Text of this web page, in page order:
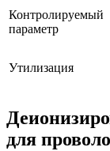
Контролируемый
параметр
Утилизация
для